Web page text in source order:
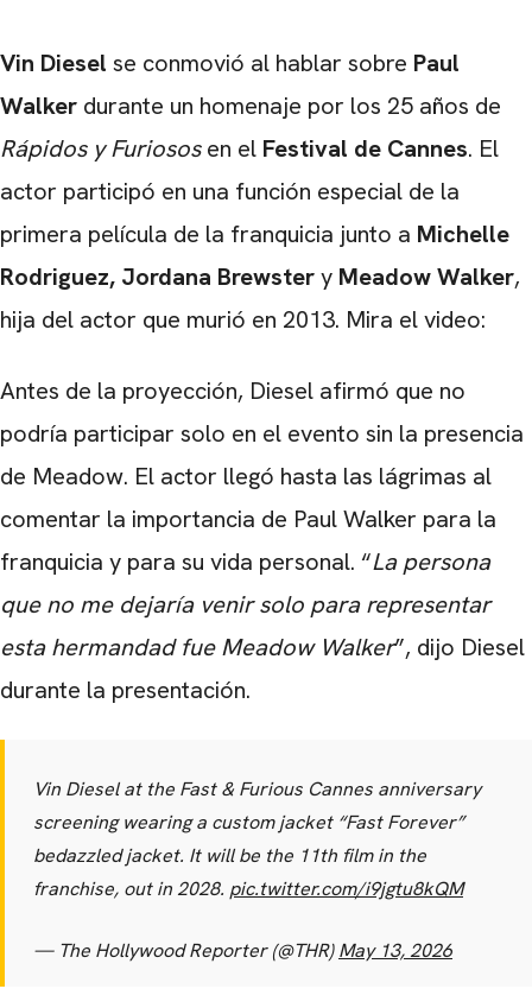
Vin Diesel se conmovió al hablar sobre Paul
Walker durante un homenaje por los 25 años de
Rápidos y Furiososen el Festival de Cannes. El
actor participó en una función especial de la
primera película de la franquicia junto a Michelle
Rodriguez, Jordana Brewstery Meadow Walker,
hija del actor que murió en 2013. Mira el video:
Antes de la proyección, Diesel afirmó que no
podría participar solo en el evento sin la presencia
de Meadow. El actor llegó hasta las lágrimas al
comentar la importancia de Paul Walker para la
franquicia y para su vida personal. “La persona
que no me dejaría venir solo para representar
esta hermandad fue Meadow Walker”, dijo Diesel
durante la presentación.
Vin Diesel at the Fast & Furious Cannes anniversary
screening wearing a custom jacket “Fast Forever”
bedazzled jacket. It will be the 11th film in the
franchise, out in 2028. pic.twitter.com/i9jgtu8kQM
— The Hollywood Reporter (@THR)May 13, 2026